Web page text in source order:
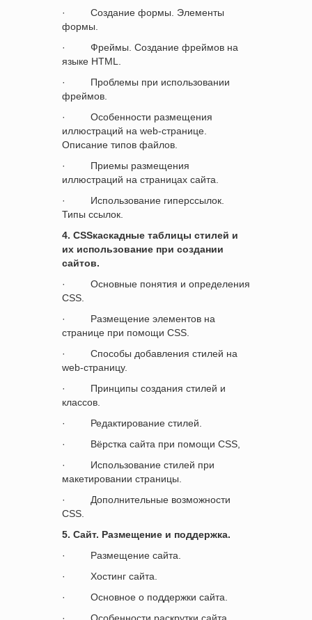
·
Создание формы. Элементы
формы.
·
Фреймы. Создание фреймов на
языке HTML
·
Проблемы при использовании
фреймов.
·
Особенности размещения
иллюстраций на web-странице.
Описание типов файлов.
·
Приемы размещения
иллюстраций на страницах сайта.
·
Использование гиперссылок.
Типы ссылок.
4. CSSкаскадные таблицы стилей и
их использование при создании
сайтов.
·
Основные понятия и определения
CSS
·
Размещение элементов на
странице при помощи CSS
·
Способы добавления стилей на
web-страницу.
·
Принципы создания стилей и
классов.
·
Редактирование стилей.
·
Вёрстка сайта при помощи CSS
·
Использование стилей при
макетировании страницы.
·
Дополнительные возможности
CSS
5. Сайт. Размещение и поддержка.
·
Размещение сайта.
·
Хостинг сайта.
·
Основное о поддержки сайта.